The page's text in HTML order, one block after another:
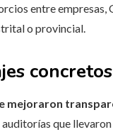
entre
o provincial.
concretos
mejoraron
que